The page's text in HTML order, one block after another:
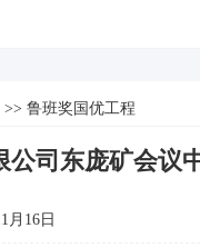
>> 鲁班奖国优工程
公司东庞矿会议
月16日